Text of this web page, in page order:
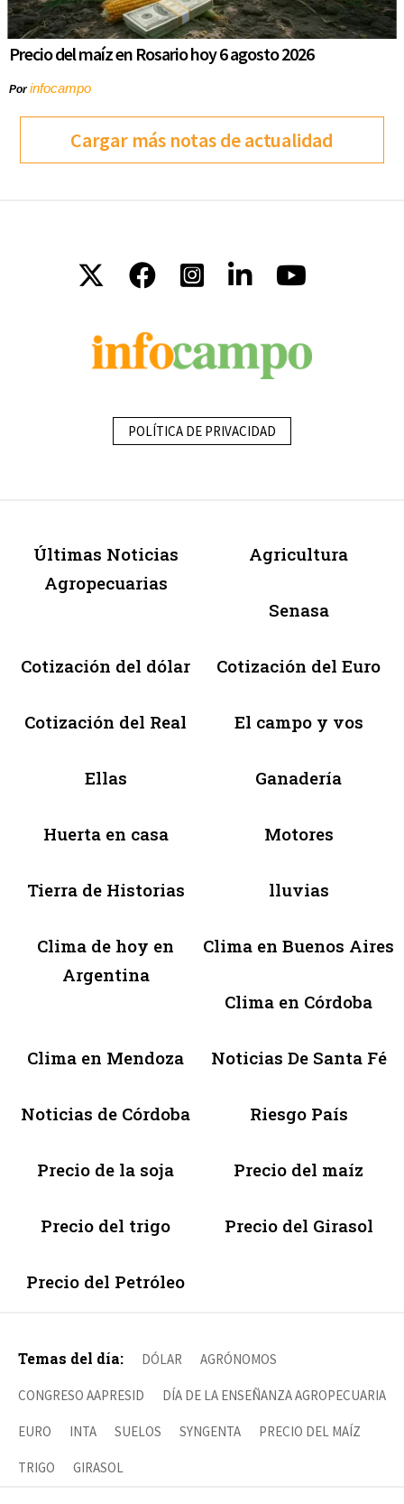
Precio del maíz en Rosario hoy 6 agosto 2026
Porinfocampo
Cargar más notas de actualidad
POLÍTICA DE PRIVACIDAD
Últimas Noticias
Agropecuarias
Agricultura
Senasa
Cotización del dólar Cotización del Euro
Cotización del Real El campo y vos
Ellas Ganadería
Huerta en casa Motores
Tierra de Historias lluvias
Clima de hoy en
Argentina
Clima en Buenos Aires
Clima en Córdoba
Clima en Mendoza Noticias De Santa Fé
Noticias de Córdoba Riesgo País
Precio de la soja Precio del maíz
Precio del trigo Precio del Girasol
Precio del Petróleo
Temas del día: DÓLAR AGRÓNOMOS
CONGRESO AAPRESID DÍA DE LA ENSEÑANZA AGROPECUARIA
EURO INTA SUELOS SYNGENTA PRECIO DEL MAÍZ
TRIGO GIRASOL